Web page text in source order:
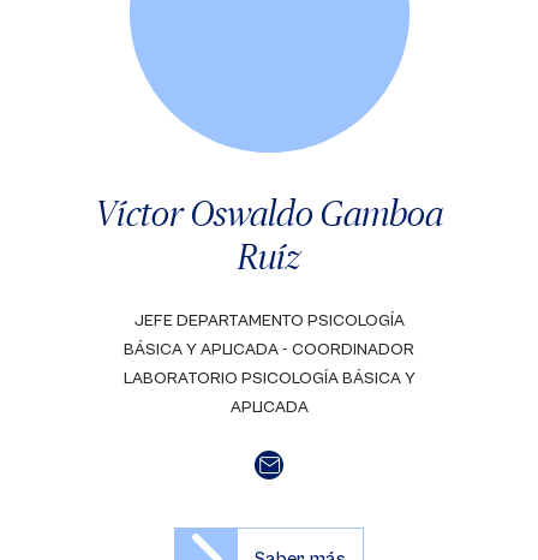
Víctor Oswaldo Gamboa
Ruíz
JEFE DEPARTAMENTO PSICOLOGÍA
BÁSICA Y APLICADA - COORDINADOR
LABORATORIO PSICOLOGÍA BÁSICA Y
APLICADA